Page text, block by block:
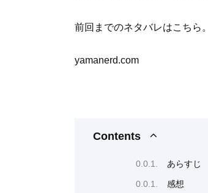
前回までのネタバレはこちら。
yamanerd.com
Contents
あらすじ
感想